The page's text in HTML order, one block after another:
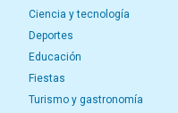
Ciencia y tecnología
Deportes
Educación
Fiestas
Turismo y gastronomía